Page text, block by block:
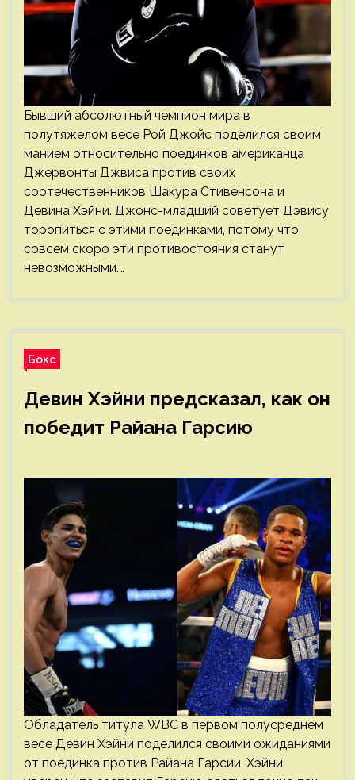
Бывший абсолютный чемпион мира в
полутяжелом весе Рой Джойс поделился своим
манием относительно поединков американца
Джервонты Джвиса против своих
соотечественников Шакура Стивенсона и
Девина Хэйни. Джонс-младший советует Дэвису
торопиться с этими поединками, потому что
совсем скоро эти противостояния станут
невозможными.…
Бокс
Девин Хэйни предсказал, как он
победит Райана Гарсию
Обладатель титула WBC в первом полусреднем
весе Девин Хэйни поделился своими ожиданиями
от поединка против Райана Гарсии. Хэйни